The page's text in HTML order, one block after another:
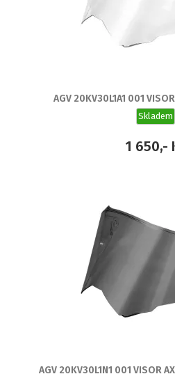
AGV 20KV30L1A1 001
Skladem
1 650,-
AGV 20KV30L1N1 001 VISOR